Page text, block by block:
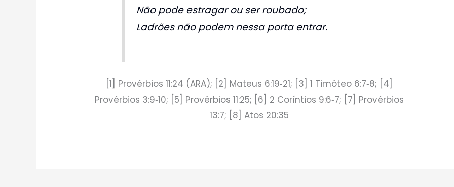
Não pode estragar ou ser roubado;
Ladrões não podem nessa porta entrar.
[1] Provérbios 11:24 (ARA); [2] Mateus 6:19‑21; [3] 1 Timóteo 6:7‑8; [4]
Provérbios 3:9‑10; [5] Provérbios 11:25; [6] 2 Coríntios 9:6‑7; [7] Provérbios
13:7; [8] Atos 20:35